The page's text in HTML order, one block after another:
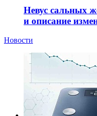
Невус сальных
и описание
Новости